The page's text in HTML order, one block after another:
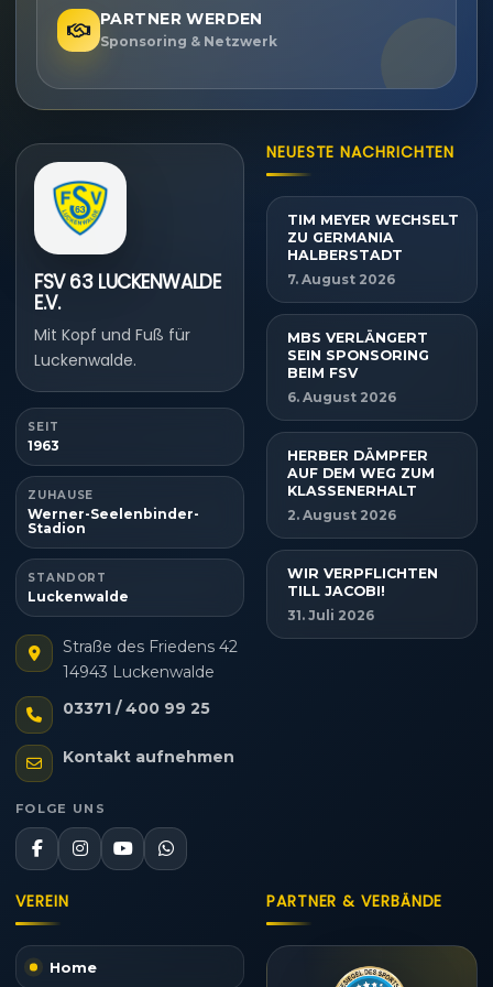
PARTNER WERDEN
Sponsoring & Netzwerk
FSV 63 LUCKENWALDE
E.V.
Mit Kopf und Fuß für
Luckenwalde.
SEIT
1963
ZUHAUSE
Werner-Seelenbinder-
Stadion
STANDORT
Luckenwalde
Straße des Friedens 42
14943 Luckenwalde
03371 / 400 99 25
Kontakt aufnehmen
FOLGE UNS
NEUESTE NACHRICHTEN
TIM MEYER WECHSELT
ZU GERMANIA
HALBERSTADT
7. August 2026
MBS VERLÄNGERT
SEIN SPONSORING
BEIM FSV
6. August 2026
HERBER DÄMPFER
AUF DEM WEG ZUM
KLASSENERHALT
2. August 2026
WIR VERPFLICHTEN
TILL JACOBI!
31. Juli 2026
VEREIN
Home
PARTNER & VERBÄNDE